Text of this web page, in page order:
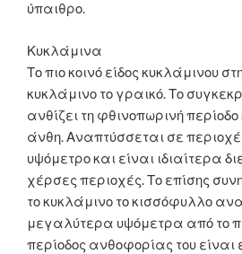
ύπαιθρο.
Κυκλάμινα
Το πιο κοινό είδος κυκλάμινου
κυκλάμινο το γραικό. Το
ανθίζει τη φθινοπωρινή
άνθη. Αναπτύσσεται σε
υψόμετρο και είναι ιδιαίτερα
χέρσες περιοχές. Το επίσης
το κυκλάμινο το κισσόφυλλο
μεγαλύτερα υψόμετρα από το
περίοδος ανθοφορίας του είναι